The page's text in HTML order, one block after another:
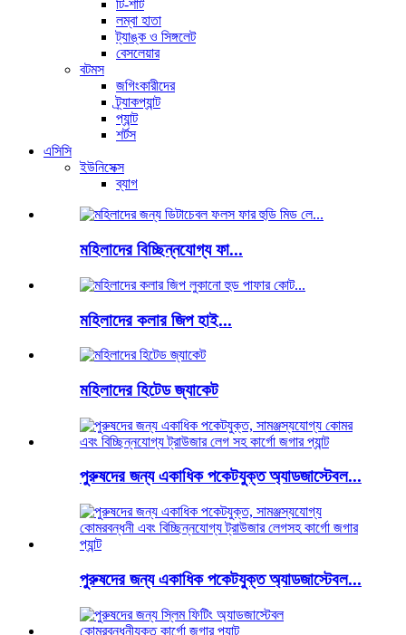
টি-শার্ট
লম্বা হাতা
ট্যাঙ্ক ও সিঙ্গলেট
বেসলেয়ার
বটমস
জগিংকারীদের
ট্র্যাকপ্যান্ট
প্যান্ট
শর্টস
এসিসি
ইউনিসেক্স
ব্যাগ
মহিলাদের বিচ্ছিন্নযোগ্য ফা...
মহিলাদের কলার জিপ হাই...
মহিলাদের হিটেড জ্যাকেট
পুরুষদের জন্য একাধিক পকেটযুক্ত অ্যাডজাস্টেবল...
পুরুষদের জন্য একাধিক পকেটযুক্ত অ্যাডজাস্টেবল...